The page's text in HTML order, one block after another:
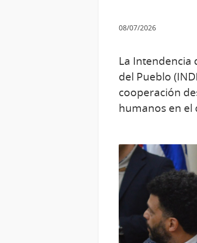
08/07/2026
La Intendencia
del Pueblo
cooperación
humanos en